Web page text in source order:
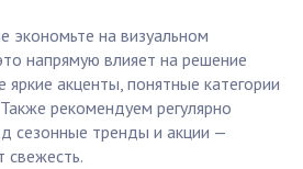
экономьте на визуальном
напрямую влияет на решение
яркие акценты, понятные категории
рекомендуем регулярно
сезонные тренды и акции —
свежесть.